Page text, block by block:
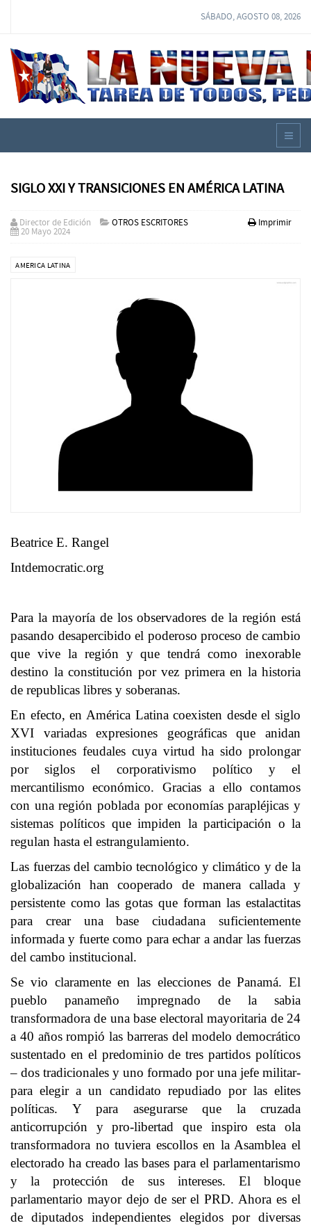
SÁBADO, AGOSTO 08, 2026
SIGLO XXI Y TRANSICIONES EN AMÉRICA LATINA
Imprimir
Director de Edición OTROS ESCRITORES
20 Mayo 2024
AMERICA LATINA
Beatrice E. Rangel
Intdemocratic.org
Para la mayoría de los observadores de la región está
pasando desapercibido el poderoso proceso de cambio
que vive la región y que tendrá como inexorable
destino la constitución por vez primera en la historia
de republicas libres y soberanas.
En efecto, en América Latina coexisten desde el siglo
XVI variadas expresiones geográficas que anidan
instituciones feudales cuya virtud ha sido prolongar
por siglos el corporativismo político y el
mercantilismo económico. Gracias a ello contamos
con una región poblada por economías parapléjicas y
sistemas políticos que impiden la participación o la
regulan hasta el estrangulamiento.
Las fuerzas del cambio tecnológico y climático y de la
globalización han cooperado de manera callada y
persistente como las gotas que forman las estalactitas
para crear una base ciudadana suficientemente
informada y fuerte como para echar a andar las fuerzas
del cambo institucional.
Se vio claramente en las elecciones de Panamá. El
pueblo panameño impregnado de la sabia
transformadora de una base electoral mayoritaria de 24
a 40 años rompió las barreras del modelo democrático
sustentado en el predominio de tres partidos políticos
– dos tradicionales y uno formado por una jefe militar-
para elegir a un candidato repudiado por las elites
políticas. Y para asegurarse que la cruzada
anticorrupción y pro-libertad que inspiro esta ola
transformadora no tuviera escollos en la Asamblea el
electorado ha creado las bases para el parlamentarismo
y la protección de sus intereses. El bloque
parlamentario mayor dejo de ser el PRD. Ahora es el
de diputados independientes elegidos por diversas